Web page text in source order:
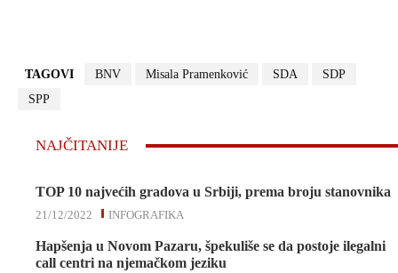
TAGOVI BNV Misala Pramenković SDA
SDP
SPP
NAJČITANIJE
TOP 10 najvećih gradova u Srbiji, prema broju stanovnika
INFOGRAFIKA
21/12/2022
Hapšenja u Novom Pazaru, špekuliše se da postoje ilegalni
call centri na njemačkom jeziku